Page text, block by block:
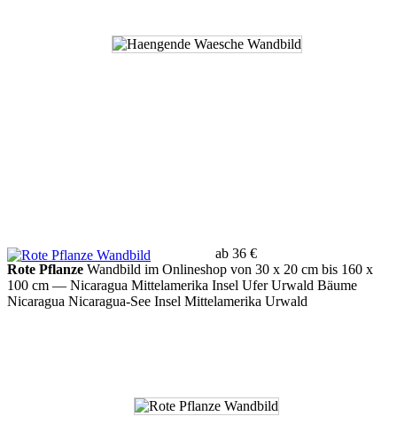
ab 36 €
Rote Pflanze Wandbild im Onlineshop von 30 x 20 cm bis 160 x
100 cm — Nicaragua Mittelamerika Insel Ufer Urwald Bäume
Nicaragua Nicaragua-See Insel Mittelamerika Urwald